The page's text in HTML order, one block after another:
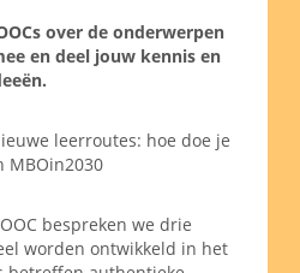
over de onderwerpen
en deel jouw kennis en
leerroutes: hoe doe je
MBOin2030
bespreken we drie
worden ontwikkeld in het